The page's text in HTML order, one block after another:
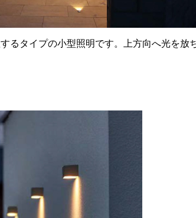
るタイプの小型照明です。上方向へ光を放